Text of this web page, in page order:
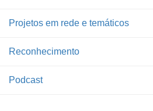
Projetos em rede e temáticos
Reconhecimento
Podcast